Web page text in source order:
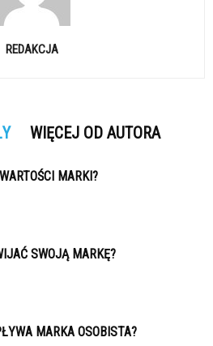
REDAKCJA
WIĘCEJ OD AUTORA
MARKI?
SWOJĄ MARKĘ?
MARKA OSOBISTA?